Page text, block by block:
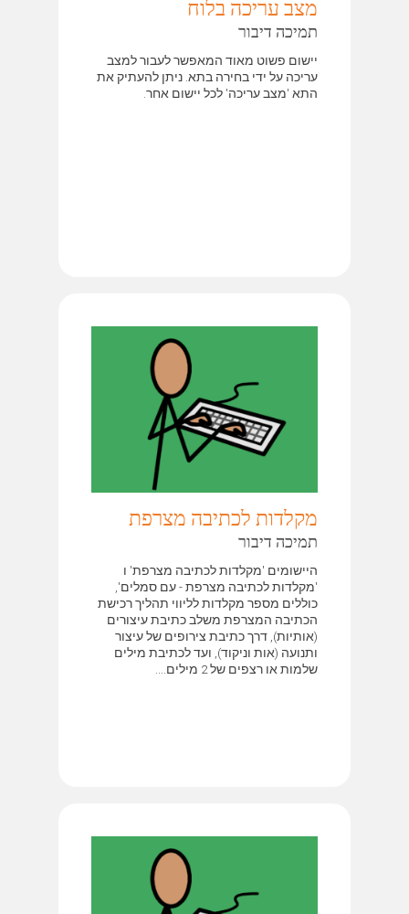
מצב עריכה בלוח
תמיכה דיבור
יישום פשוט מאוד המאפשר לעבור למצב
עריכה על ידי בחירה בתא. ניתן להעתיק את
התא 'מצב עריכה' לכל יישום אחר.
מקלדות לכתיבה מצרפת
תמיכה דיבור
היישומים 'מקלדות לכתיבה מצרפת' ו
'מקלדות לכתיבה מצרפת - עם סמלים',
כוללים מספר מקלדות לליווי תהליך רכישת
הכתיבה המצרפת משלב כתיבת עיצורים
(אותיות), דרך כתיבת צירופים של עיצור
ותנועה (אות וניקוד), ועד לכתיבת מילים
שלמות או רצפים של 2 מילים....